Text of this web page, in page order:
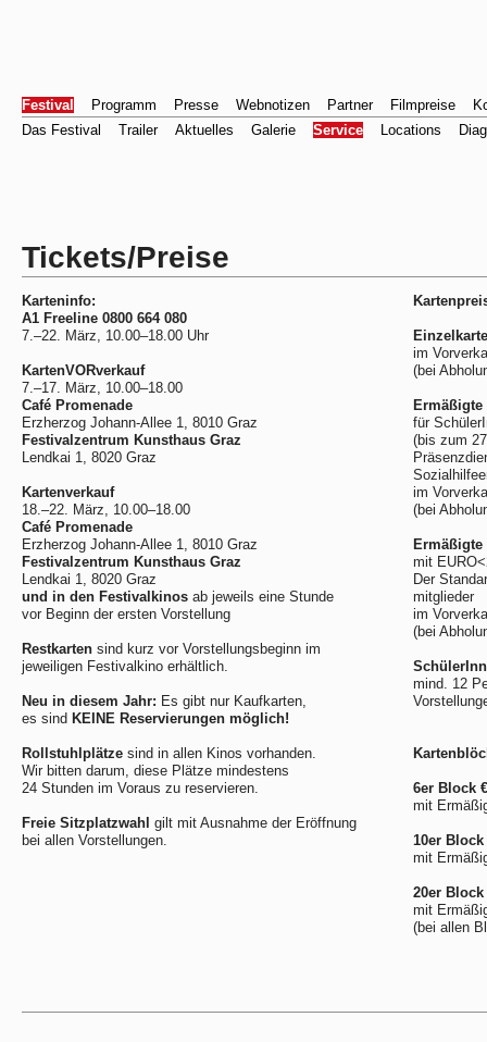
Festival Programm Presse Webnotizen Partner Filmpreise
Das Festival
Trailer Aktuelles Galerie Service Locations
Tickets/Preise
Karteninfo:
A1 Freeline 0800 664 080
7.–22. März, 10.00–18.00 Uhr
KartenVORverkauf
7.–17. März, 10.00–18.00
Café Promenade
Erzherzog Johann-Allee 1, 8010 Graz
Festivalzentrum Kunsthaus Graz
Lendkai 1, 8020 Graz
Kartenverkauf
18.–22. März, 10.00–18.00
Café Promenade
Erzherzog Johann-Allee 1, 8010 Graz
Festivalzentrum Kunsthaus Graz
Lendkai 1, 8020 Graz
und in den Festivalkinos ab jeweils eine Stunde
vor Beginn der ersten Vorstellung
Restkarten sind kurz vor Vorstellungsbeginn im
jeweiligen Festivalkino erhältlich.
Neu in diesem Jahr: Es gibt nur Kaufkarten,
es sind KEINE Reservierungen möglich!
Rollstuhlplätze sind in allen Kinos vorhanden.
Wir bitten darum, diese Plätze mindestens
24 Stunden im Voraus zu reservieren.
Freie Sitzplatzwahl gilt mit Ausnahme der Eröffnung
bei allen Vorstellungen.
im
(bei
Ermäßigte
für
(bis zum
im
(bei
Ermäßigte
mit
Der
mitglieder
im
(bei
mind. 12
6er Block
mit
10er Block
mit
20er Block
mit
(bei allen